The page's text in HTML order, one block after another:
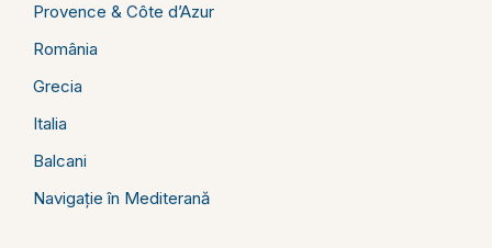
Provence & Côte d’Azur
România
Grecia
Italia
Balcani
Navigație în Mediterană